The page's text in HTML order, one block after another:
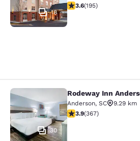
18
3.58 étoiles. Bien. 195
3.6(195)
Rodeway Inn
30
Rodeway Inn
Anderson, SC
9.29 km
3.85 étoiles. Bien. 367
3.9(367)